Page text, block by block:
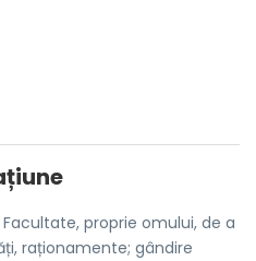
Facultate, proprie omului, de a
raționamente; gândire